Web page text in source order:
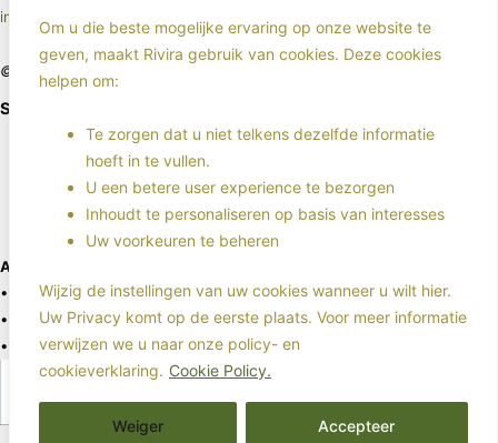
Om u die beste mogelijke ervaring op onze website te
geven, maakt Rivira gebruik van cookies. Deze cookies
helpen om:
Te zorgen dat u niet telkens dezelfde informatie
hoeft in te vullen.
U een betere user experience te bezorgen
Inhoudt te personaliseren op basis van interesses
Uw voorkeuren te beheren
Wijzig de instellingen van uw cookies wanneer u wilt hier.
Uw Privacy komt op de eerste plaats. Voor meer informatie
verwijzen we u naar onze policy- en
cookieverklaring. Cookie Policy.
Weiger Accepteer
info@rivira.nl
©2025 - Rivira - All rights reserved
Sociale media
Klachten
Schade melden
Aansluitgegevens:
• KvK: 83273034
• Kifid registratienummer: 300012172
• Wij werken onder de WFT verantwoordelijkheid van Financieel Zeker
onder AFM Vergunningnummer: 12016626